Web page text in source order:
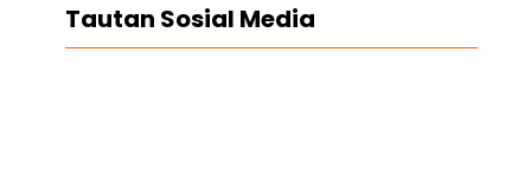
Tautan Sosial Media